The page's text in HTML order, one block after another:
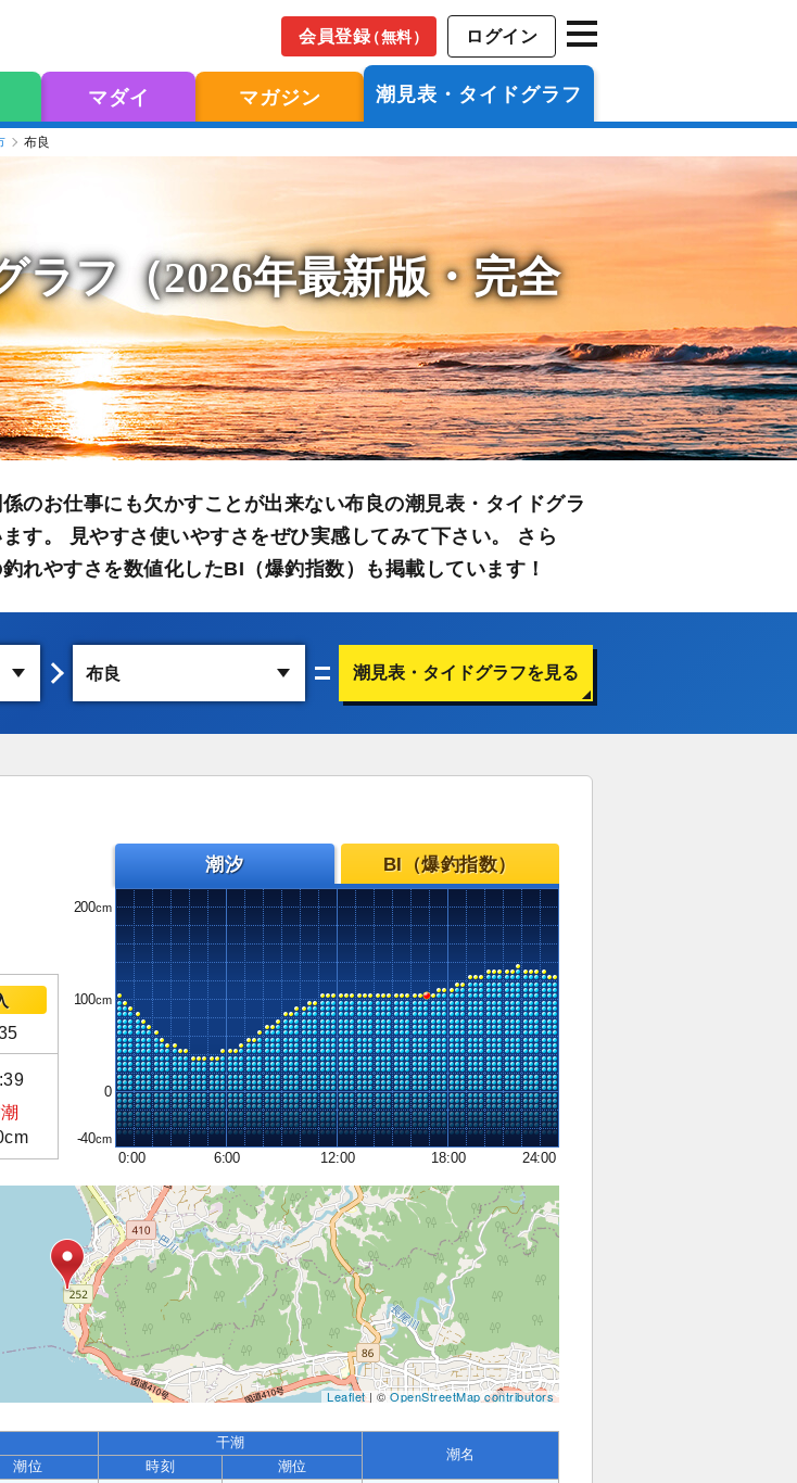
会員登録（無料） ログイン
マダイ マガジン 潮見表・タイドグラフ
布良
ラフ（2026年最新版・完全
のお仕事にも欠かすことが出来ない布良の潮見表・タイドグラ
す。 見やすさ使いやすさをぜひ実感してみて下さい。 さら
れやすさを数値化したBI（爆釣指数）も掲載しています！
潮見表・タイドグラフを見る
潮汐 BI（爆釣指数）
200
100
0
-40
0:00
6:00 12:00 18:00 24:00
Leaflet| ©OpenStreetMap contributors
干潮
潮名
潮位 時刻 潮位